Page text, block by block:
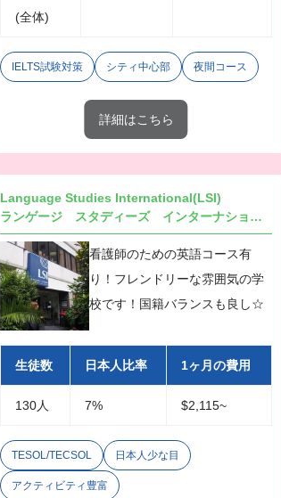
(全体)
IELTS試験対策 シティ中心部 夜間コース
詳細はこちら
Language Studies International(LSI)
ランゲージ スタディーズ インターナショナル
看護師のための英語コース有
り！フレンドリーな雰囲気の学
校です！国籍バランスも良し☆
生徒数 日本人比率 1ヶ月の費用
130人 7% $2,115~
TESOL/TECSOL 日本人少な目
アクティビティ豊富